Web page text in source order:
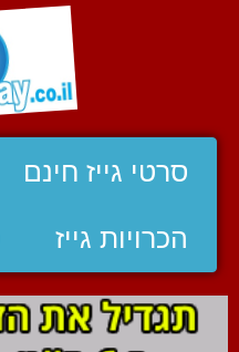
סרטי גייז חינם
הכרויות גייז